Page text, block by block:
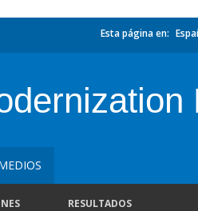
Esta página en:
RESULTADOS